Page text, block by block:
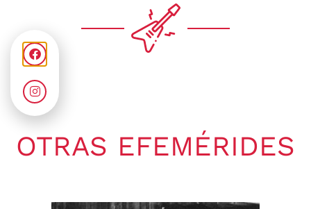
OTRAS EFEMÉRIDES